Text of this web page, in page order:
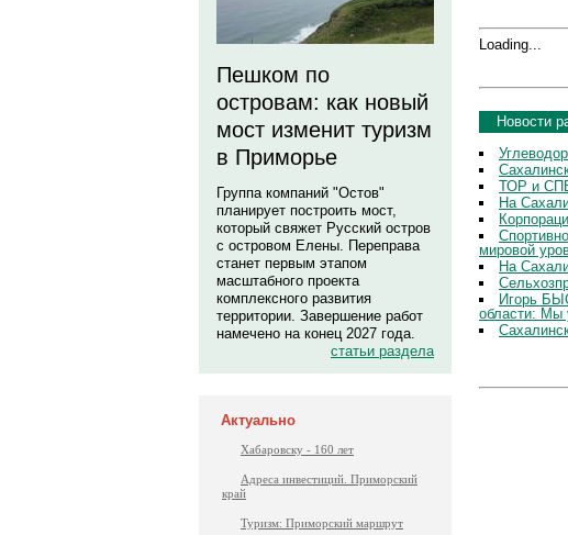
Пешком по
островам: как новый
мост изменит туризм
в Приморье
Группа компаний "Остов"
планирует построить мост,
который свяжет Русский остров
с островом Елены. Переправа
станет первым этапом
масштабного проекта
комплексного развития
территории. Завершение работ
намечено на конец 2027 года.
статьи раздела
Актуально
Хабаровску - 160 лет
Адреса инвестиций. Приморский
край
Туризм: Приморский маршрут
Loading...
Новости
ТОР и
На
мировой
На
Игорь
области: Мы